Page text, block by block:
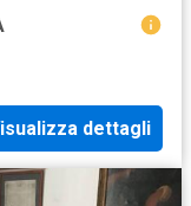
dettagli